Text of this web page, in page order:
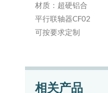
材质：超硬铝合
平行联轴器CF02
可按要求定制
相关产品